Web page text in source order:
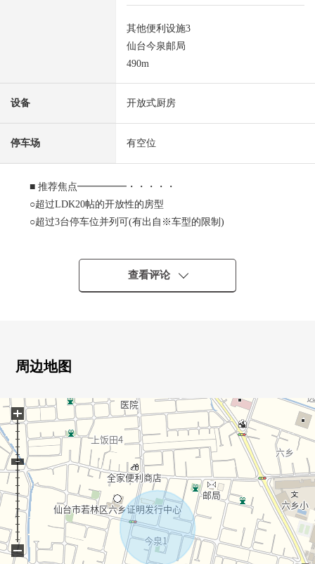
其他便利设施3
仙台今泉邮局
490m
设备 开放式厨房
停车场 有空位
■ 推荐焦点━━━━━・・・・・
○超过LDK20帖的开放性的房型
○超过3台停车位并列可(有出自※车型的限制)
○光照在南向曝光面道路良好
○南侧道路幅员也容易每超过6m做停车。
○在1F多功能室，适应学习、工作的研究柜台
○仙台市立六乡小学步行9分钟的约670m
○在饭田的前面的2号公园步行1分钟的约10m
○六乡市民中心步行2分钟的约110m
○梅树冢公园步行2分钟的约120m
○全家便利店若林上饭田商店步行4分钟的约310m
○仙台今泉邮局步行7分钟的约490m
○全家便利店仙台六乡店步行8分钟的约630m
○结城诊所步行10分钟的约730m
○miyagi消费合作社仙台她最好Village店步行12分钟的约
920m
查看评论
周边地图
+
−